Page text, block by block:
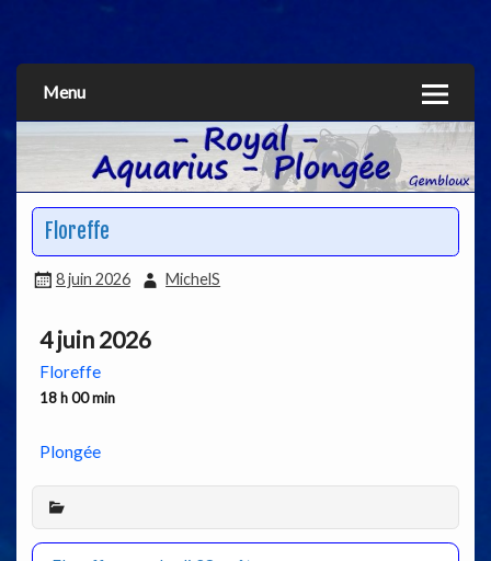
Menu
Floreffe
8 juin 2026 MichelS
4 juin 2026
Floreffe
18 h 00 min
Plongée